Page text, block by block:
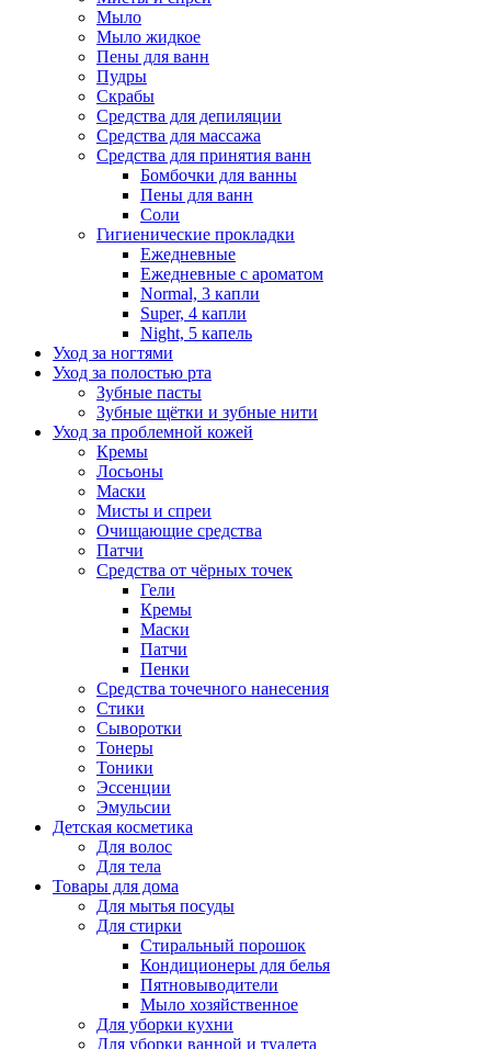
Мыло
Мыло жидкое
Пены для ванн
Пудры
Скрабы
Средства для депиляции
Средства для массажа
Средства для принятия ванн
Бомбочки для ванны
Пены для ванн
Соли
Гигиенические прокладки
Ежедневные
Ежедневные с ароматом
Normal, 3 капли
Super, 4 капли
Night, 5 капель
Уход за ногтями
Уход за полостью рта
Зубные пасты
Зубные щётки и зубные нити
Уход за проблемной кожей
Кремы
Лосьоны
Маски
Мисты и спреи
Очищающие средства
Патчи
Средства от чёрных точек
Гели
Кремы
Маски
Патчи
Пенки
Средства точечного нанесения
Стики
Сыворотки
Тонеры
Тоники
Эссенции
Эмульсии
Детская косметика
Для волос
Для тела
Товары для дома
Для мытья посуды
Для стирки
Стиральный порошок
Кондиционеры для белья
Пятновыводители
Мыло хозяйственное
Для уборки кухни
Для уборки ванной и туалета